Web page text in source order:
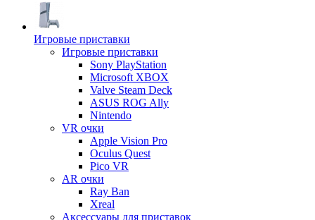
Игровые приставки
Игровые приставки
Sony PlayStation
Microsoft XBOX
Valve Steam Deck
ASUS ROG Ally
Nintendo
VR очки
Apple Vision Pro
Oculus Quest
Pico VR
AR очки
Ray Ban
Xreal
Аксессуары для приставок